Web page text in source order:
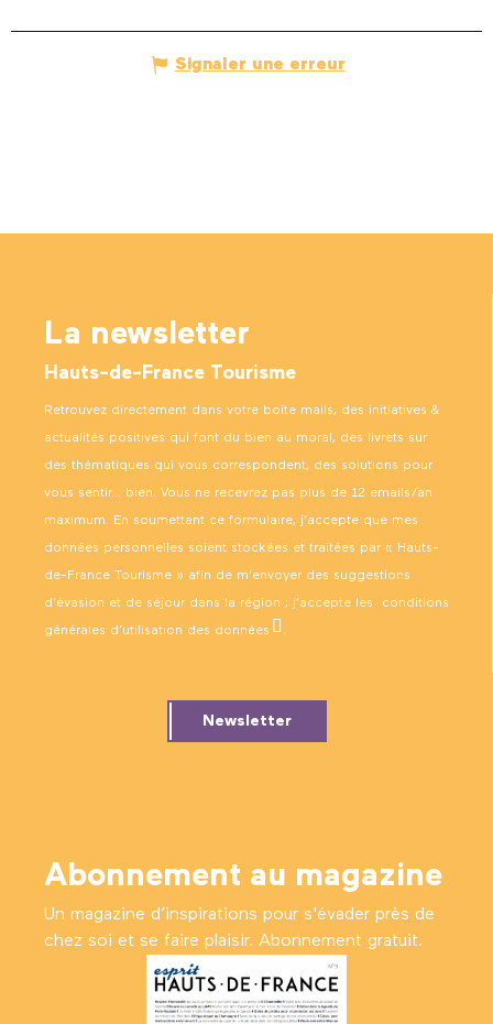
Signaler une erreur
La newsletter
Hauts-de-France Tourisme
Retrouvez directement dans votre boîte mails, des initiatives &
actualités positives qui font du bien au moral, des livrets sur
des thématiques qui vous correspondent, des solutions pour
vous sentir… bien. Vous ne recevrez pas plus de 12 emails/an
maximum. En soumettant ce formulaire, j’accepte que mes
données personnelles soient stockées et traitées par « Hauts-
de-France Tourisme » afin de m’envoyer des suggestions
d’évasion et de séjour dans la région ; j’accepte les conditions
générales d’utilisation des données .
Newsletter
Abonnement au magazine
Un magazine d’inspirations pour s'évader près de
chez soi et se faire plaisir. Abonnement gratuit.